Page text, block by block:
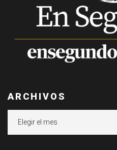
ARCHIVOS